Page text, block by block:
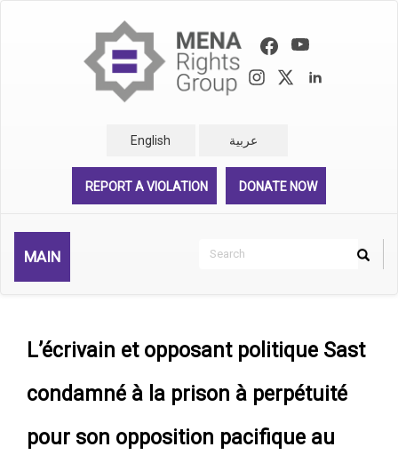
English عربية
REPORT A VIOLATION DONATE NOW
MAIN
Search
Search
L’écrivain et opposant politique Sast
condamné à la prison à perpétuité
pour son opposition pacifique au